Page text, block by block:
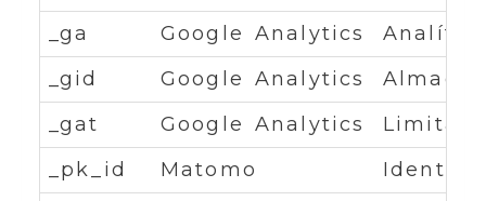
_ga
Google Analytics
_gid
Google Analytics
_gat
Google Analytics
Limita
_pk_id
Matomo